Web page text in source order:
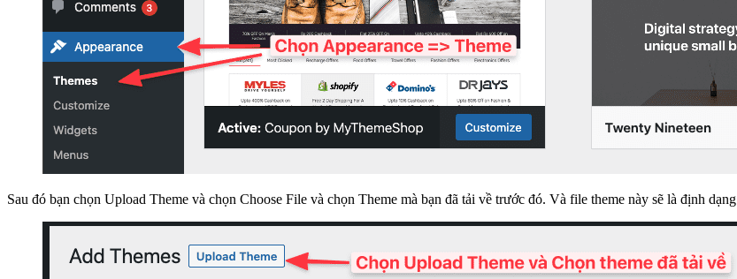
Sau đó bạn chọn Upload Theme và chọn Choose File và chọn Theme mà bạn đã tải về trước đó. Và file theme này sẽ là định dạng